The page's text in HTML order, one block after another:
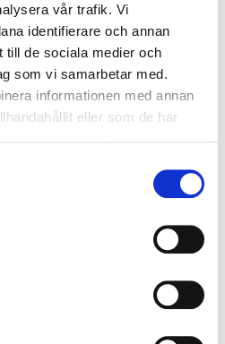
vår trafik. Vi
identifierare och annan
till de sociala medier och
som vi samarbetar med.
informationen med annan
eller som de har
I FALLEN
och rörelsen till folkfest